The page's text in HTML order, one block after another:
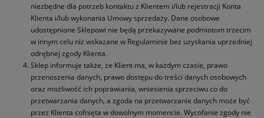
niezbędne dla potrzeb kontaktu z Klientem i/lub rejestracji Konta
Klienta i/lub wykonania Umowy sprzedaży. Dane osobowe
udostępnione Sklepowi nie będą przekazywane podmiotom trzecim
w innym celu niż wskazane w Regulaminie bez uzyskania uprzedniej
odrębnej zgody Klienta.
Sklep informuje także, że Klient ma, w każdym czasie, prawo
przenoszenia danych, prawo dostępu do treści danych osobowych
oraz możliwość ich poprawiania, wniesienia sprzeciwu co do
przetwarzania danych, a zgoda na przetwarzanie danych może być
przez Klienta cofnięta w dowolnym momencie. Wycofanie zgody nie